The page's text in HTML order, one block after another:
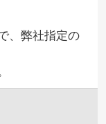
、弊社指定の